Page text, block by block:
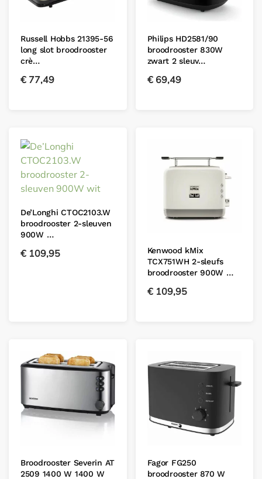
Russell Hobbs 21395-56
long slot broodrooster
crè…
€ 77,49
Philips HD2581/90
broodrooster 830W
zwart 2 sleuv…
€69,49
De’Longhi CTOC2103.W
broodrooster 2-sleuven
900W …
€ 109,95
Kenwood kMix
TCX751WH 2-sleufs
broodrooster 900W …
€109,95
Broodrooster Severin AT
2509 1400 W 1400 W
Fagor FG250
broodrooster 870 W